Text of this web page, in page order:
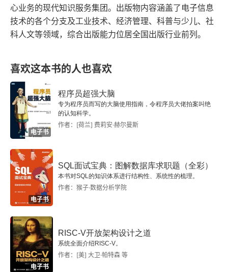
1.4.2 模型微调策略
1.4.3 模型微调技术
1.5.1 模型推理概述
1.5.2 推理阶段可调参数
1.5.3 模型推理加速技术
第2章 LLM的部署与监控
2.1 模型部署
2.1.1 模型部署概述
2.1.2 分布式环境配置
2.1.3 Docker部署实战
心业务的现代知识服务集团。出版物内容涵盖了电子信息
技术的各个分支及工业技术、经济管理、科普与少儿、社
科人文等领域，综合出版能力位居全国出版行业前列。
喜欢这本书的人也喜欢
电子书
程序员超强大脑
专为程序员而写的大脑使用指南，令程序员大佬拍案叫绝
的认知科学。
作者：[荷兰] 费莉安·赫尔曼斯
电子书
SQL面试宝典：图解数据库求职题（全彩）
本书对SQL的知识体系进行结构性、系统性的梳理。
作者：猴子·数据分析学院
电子书
RISC-V开放架构设计之道
系统全面介绍RISC-V。
作者：[美] 大卫·帕特森 等